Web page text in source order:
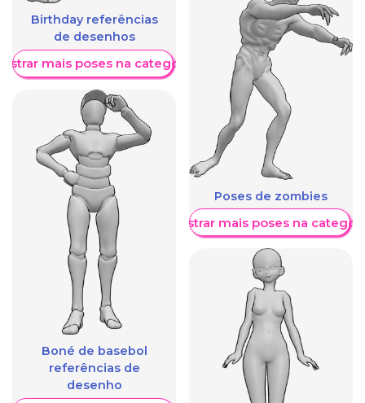
Birthday referências
de desenhos
mais poses na categoria
Boné de basebol
referências de
desenho
Poses de zombies
Mostrar mais poses na